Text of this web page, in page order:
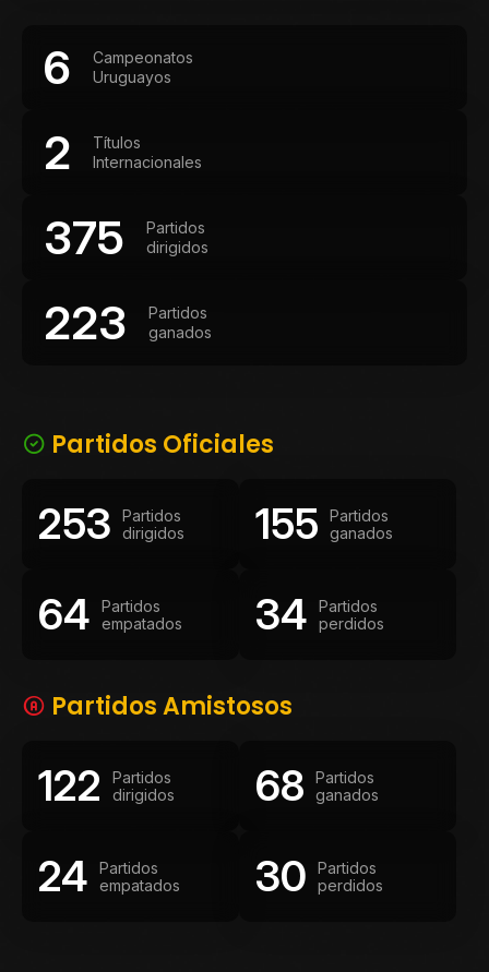
6
Campeonatos
Uruguayos
2
Títulos
Internacionales
375
Partidos
dirigidos
223
Partidos
ganados
Partidos Oficiales
253
Partidos
dirigidos
155
Partidos
ganados
64
Partidos
empatados
34
Partidos
perdidos
Partidos Amistosos
122
Partidos
dirigidos
68
Partidos
ganados
24
Partidos
empatados
30
Partidos
perdidos